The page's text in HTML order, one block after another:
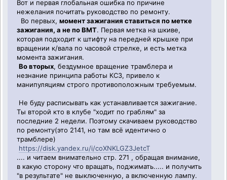
Вот и первая глобальная ошибка по причине
нежелания почитать руководство по ремонту.
Во первых,момент зажигания ставиться по метке
зажигания, а не по ВМТ. Первая метка на шкиве,
которая подходит к штифту на передней крышке при
вращении к/вала по часовой стрелке, и есть метка
момента зажигания.
Во вторых, бездумное вращение трамблера и
незнание принципа работы КСЗ, привело к
манипуляциям строго противоположным требуемым.
Не буду расписывать как устанавливается зажигание.
Ты второй кто в клубе "ходит по граблям" за
последние 2 недели. Поэтому скачиваем руководство
по ремонту(это 2141, но там всё идентично о
трамблере)
https://disk.yandex.ru/i/coXNKLGZ3JetcT
.... и читаем внимательно стр. 271 , обращая внимание,
в какую сторону что вращать, поджимать..... и получить
"в результате" не выключенную, а включенную лампу.